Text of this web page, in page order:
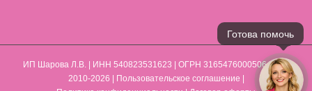
ИП Шарова Л.В. | ИНН 540823531623 | ОГРН 316547600050641 | ©
2010-2026 |
Пользовательское соглашение